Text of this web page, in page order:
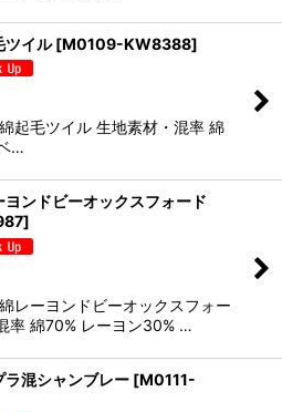
イル [M0109-KW8388]
起毛ツイル 生地素材・混率 綿
…
ンドビーオックスフォード
]
レーヨンドビーオックスフォー
率 綿70% レーヨン30% …
混シャンブレー [M0111-